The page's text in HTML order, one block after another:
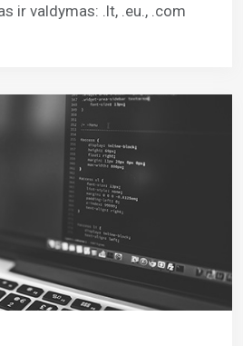
ir valdymas: .lt, .eu., .com